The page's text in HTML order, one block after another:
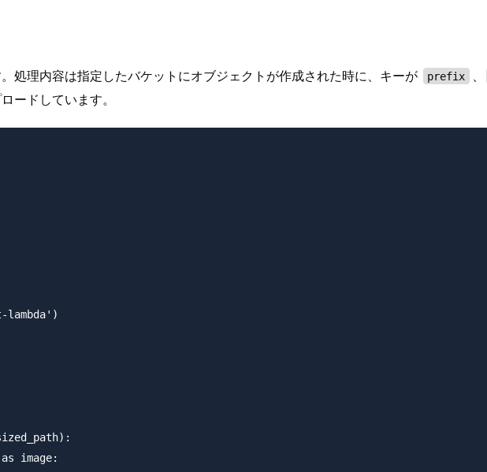
処理内容は指定したバケットにオブジェクトが作成された時に、キーが prefix
、
ードしています。
lambda')
image: